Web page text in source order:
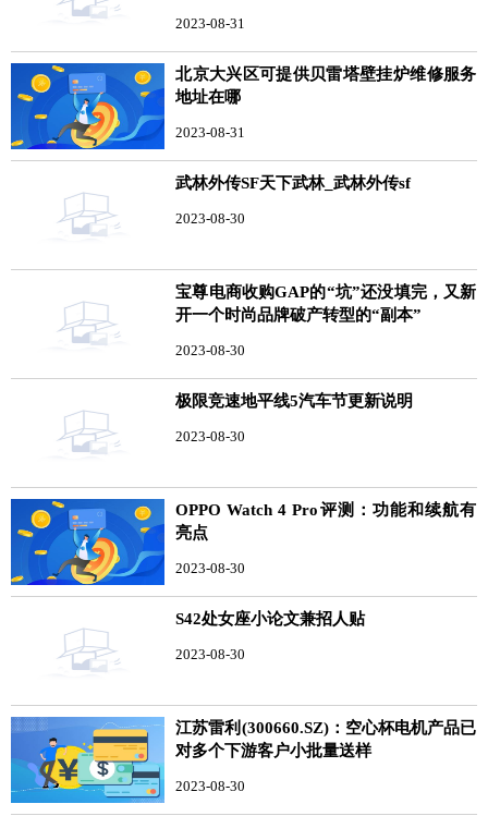
2023-08-31
北京大兴区可提供贝雷塔壁挂炉维修服务
地址在哪
2023-08-31
武林外传SF天下武林_武林外传sf
2023-08-30
宝尊电商收购GAP的“坑”还没填完，又新
开一个时尚品牌破产转型的“副本”
2023-08-30
极限竞速地平线5汽车节更新说明
2023-08-30
OPPO Watch 4 Pro评测：功能和续航有
亮点
2023-08-30
S42处女座小论文兼招人贴
2023-08-30
江苏雷利(300660.SZ)：空心杯电机产品已
对多个下游客户小批量送样
2023-08-30